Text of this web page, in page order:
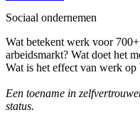
Sociaal ondernemen
Wat betekent werk voor
arbeidsmarkt? Wat doet het
Wat is het effect van werk
Een toename in
status.